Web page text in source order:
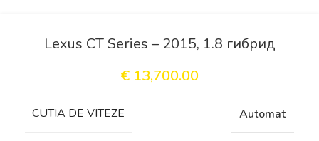
Lexus CT Series – 2015, 1.8 гибрид
€ 13,700.00
СUTIA DE VITEZE Automat